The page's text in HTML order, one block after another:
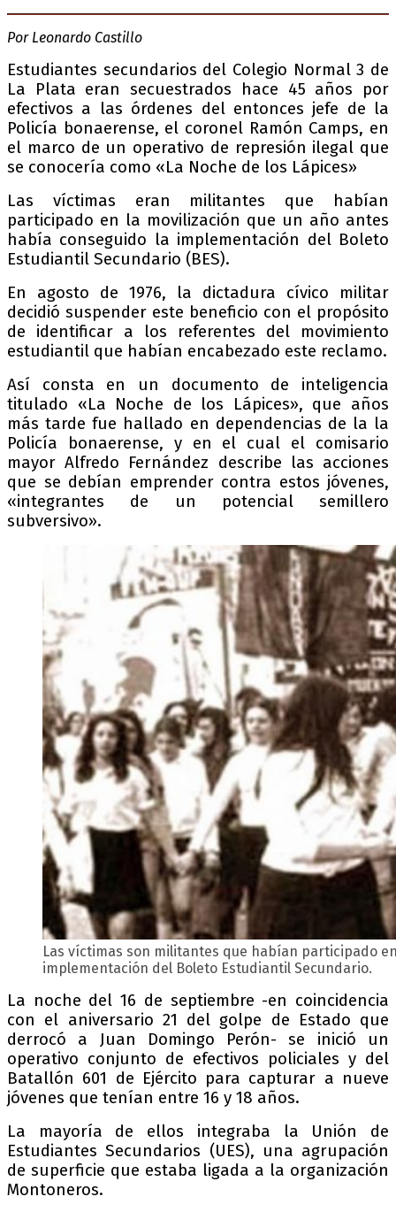
Por Leonardo Castillo
Estudiantes secundarios del Colegio Normal 3 de
La Plata eran secuestrados hace 45 años por
efectivos a las órdenes del entonces jefe de la
Policía bonaerense, el coronel Ramón Camps, en
el marco de un operativo de represión ilegal que
se conocería como «La Noche de los Lápices»
Las víctimas eran militantes que habían
participado en la movilización que un año antes
había conseguido la implementación del Boleto
Estudiantil Secundario (BES).
En agosto de 1976, la dictadura cívico militar
decidió suspender este beneficio con el propósito
de identificar a los referentes del movimiento
estudiantil que habían encabezado este reclamo.
Así consta en un documento de inteligencia
titulado «La Noche de los Lápices», que años
más tarde fue hallado en dependencias de la la
Policía bonaerense, y en el cual el comisario
mayor Alfredo Fernández describe las acciones
que se debían emprender contra estos jóvenes,
«integrantes de un potencial semillero
subversivo».
Las víctimas son militantes que habían participado
implementación del Boleto Estudiantil Secundario.
La noche del 16 de septiembre -en coincidencia
con el aniversario 21 del golpe de Estado que
derrocó a Juan Domingo Perón- se inició un
operativo conjunto de efectivos policiales y del
Batallón 601 de Ejército para capturar a nueve
jóvenes que tenían entre 16 y 18 años.
La mayoría de ellos integraba la Unión de
Estudiantes Secundarios (UES), una agrupación
de superficie que estaba ligada a la organización
Montoneros.